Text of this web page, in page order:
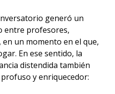
generó un
entre profesores,
un momento en el que,
En ese sentido, la
distendida también
y enriquecedor: